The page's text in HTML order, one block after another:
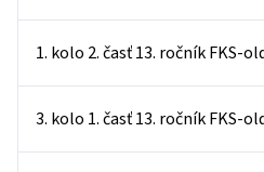
1. kolo 2. časť 13. ročník FKS-
3. kolo 1. časť 13. ročník FKS-